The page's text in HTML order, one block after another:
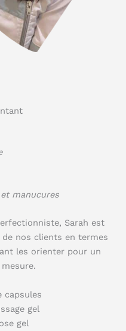
manucures
Sarah est
nos clients en termes
les orienter pour un
capsules
gel
gel